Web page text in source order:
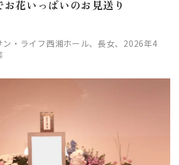
花いっぱいのお見送り
ン・ライフ西湘ホール、長女、2026年4